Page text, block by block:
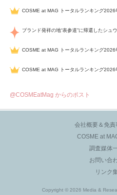
COSME at MAG トータルランキング2026
COSME at MAG トータルランキング2026
COSME at MAG トータルランキング2026
@COSMEatMag からのポスト
会社概要＆免責
COSME at
調査媒体
お問い合
リンク
Copyright © 2026 Media &